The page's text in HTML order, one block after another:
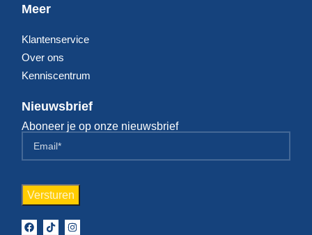
Meer
Klantenservice
Over ons
Kenniscentrum
Nieuwsbrief
Aboneer je op onze nieuwsbrief